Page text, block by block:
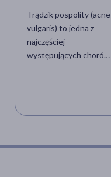
Trądzik pospolity (acne
vulgaris) to jedna z
najczęściej
występujących chorób
bywa procesem